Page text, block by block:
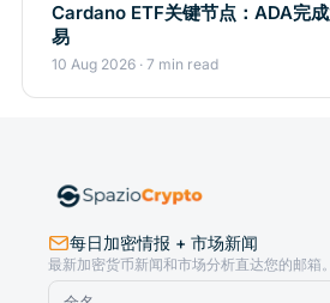
Cardano ETF关键节点：ADA完
易
10 Aug 2026 · 7 min read
每日加密情报 + 市场新闻
最新加密货币新闻和市场分析直达您的邮箱。